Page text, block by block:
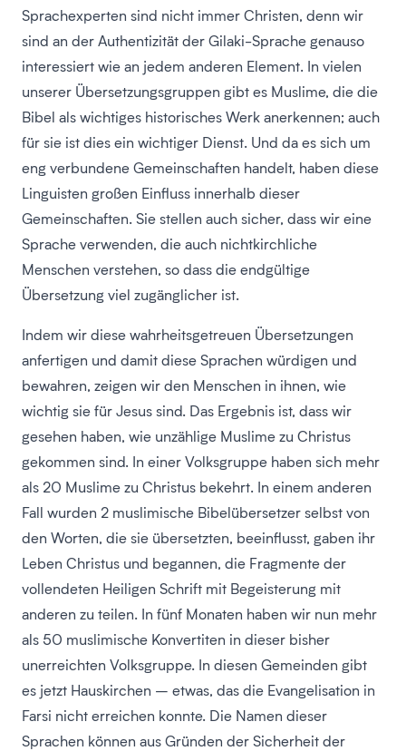
Sprachexperten sind nicht immer Christen, denn wir
sind an der Authentizität der Gilaki-Sprache genauso
interessiert wie an jedem anderen Element. In vielen
unserer Übersetzungsgruppen gibt es Muslime, die die
Bibel als wichtiges historisches Werk anerkennen; auch
für sie ist dies ein wichtiger Dienst. Und da es sich um
eng verbundene Gemeinschaften handelt, haben diese
Linguisten großen Einfluss innerhalb dieser
Gemeinschaften. Sie stellen auch sicher, dass wir eine
Sprache verwenden, die auch nichtkirchliche
Menschen verstehen, so dass die endgültige
Übersetzung viel zugänglicher ist.
Indem wir diese wahrheitsgetreuen Übersetzungen
anfertigen und damit diese Sprachen würdigen und
bewahren, zeigen wir den Menschen in ihnen, wie
wichtig sie für Jesus sind. Das Ergebnis ist, dass wir
gesehen haben, wie unzählige Muslime zu Christus
gekommen sind. In einer Volksgruppe haben sich mehr
als 20 Muslime zu Christus bekehrt. In einem anderen
Fall wurden 2 muslimische Bibelübersetzer selbst von
den Worten, die sie übersetzten, beeinflusst, gaben ihr
Leben Christus und begannen, die Fragmente der
vollendeten Heiligen Schrift mit Begeisterung mit
anderen zu teilen. In fünf Monaten haben wir nun mehr
als 50 muslimische Konvertiten in dieser bisher
unerreichten Volksgruppe. In diesen Gemeinden gibt
es jetzt Hauskirchen – etwas, das die Evangelisation in
Farsi nicht erreichen konnte. Die Namen dieser
Sprachen können aus Gründen der Sicherheit der